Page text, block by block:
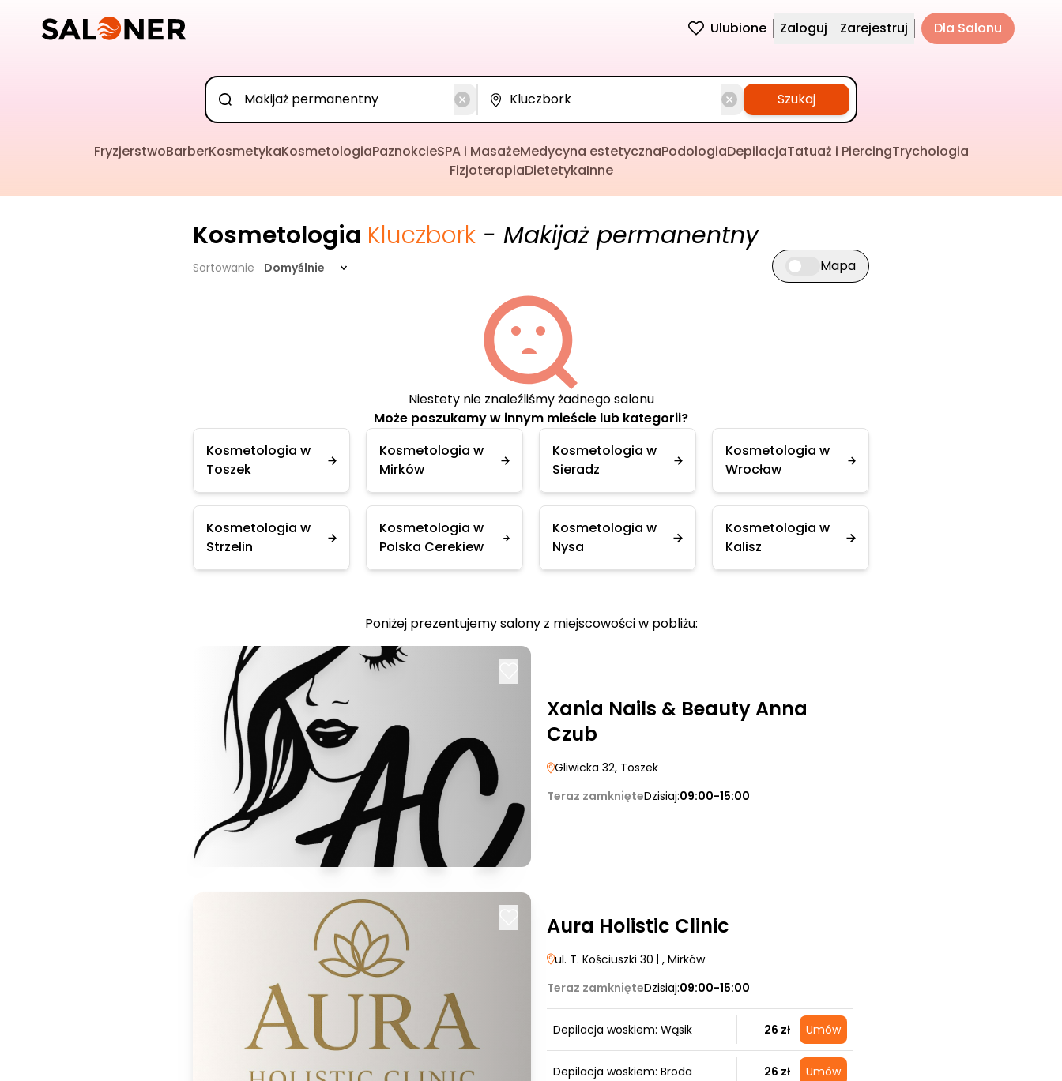
Ulubione Zaloguj Zarejestruj Dla Salonu
Szukaj
FryzjerstwoBarberKosmetykaKosmetologiaPaznokcieSPA i MasażeMedycyna estetycznaPodologiaDepilacjaTatuaż i PiercingTrychologia
FizjoterapiaDietetykaInne
Kosmetologia Kluczbork - Makijaż permanentny
Sortowanie Domyślnie Przełącz widok mapy
Mapa
Niestety nie znaleźliśmy żadnego salonu
Może poszukamy w innym mieście lub kategorii?
Kosmetologia w
Toszek
Kosmetologia w
Mirków
Kosmetologia w
Sieradz
Kosmetologia w
Wrocław
Kosmetologia w
Strzelin
Kosmetologia w
Polska Cerekiew
Kosmetologia w
Nysa
Kosmetologia w
Kalisz
Poniżej prezentujemy salony z miejscowości w pobliżu:
Xania Nails & Beauty Anna
Czub
Gliwicka 32, Toszek
Teraz zamknięteDzisiaj:09:00-15:00
Aura Holistic Clinic
ul. T. Kościuszki 30 | , Mirków
Teraz zamknięteDzisiaj:09:00-15:00
Depilacja woskiem: Wąsik 26 zł Umów
Depilacja woskiem: Broda 26 zł Umów